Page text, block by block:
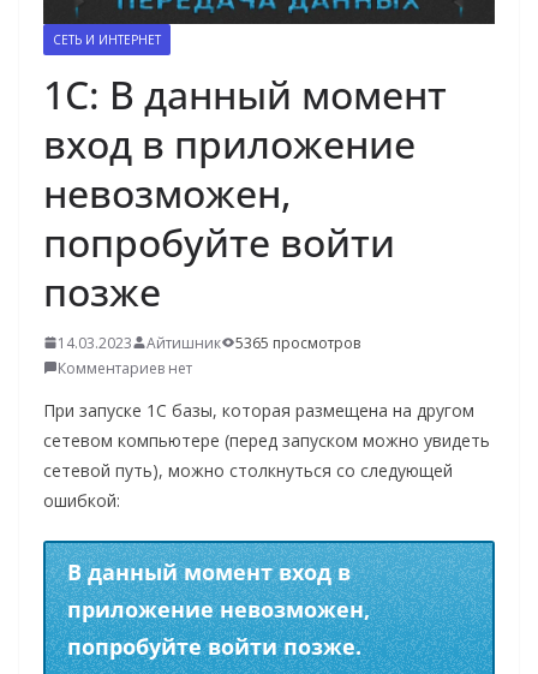
СЕТЬ И ИНТЕРНЕТ
1С: В данный момент
вход в приложение
невозможен,
попробуйте войти
позже
14.03.2023 Айтишник
5365 просмотров
Комментариев нет
При запуске 1С базы, которая размещена на другом
сетевом компьютере (перед запуском можно увидеть
сетевой путь), можно столкнуться со следующей
ошибкой:
В данный момент вход в
приложение невозможен,
попробуйте войти позже.